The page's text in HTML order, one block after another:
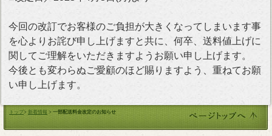
今回の改訂でお客様のご負担が大きくなってしまいます事
を心よりお詫び申し上げますと共に、何卒、送料値上げに
関してご理解をいただきますようお願い申し上げます。
今後とも変わらぬご愛顧のほど賜りますよう、重ねてお願
い申し上げます。
トップ> 新着情報 > 一部配送料金改定のお知らせ